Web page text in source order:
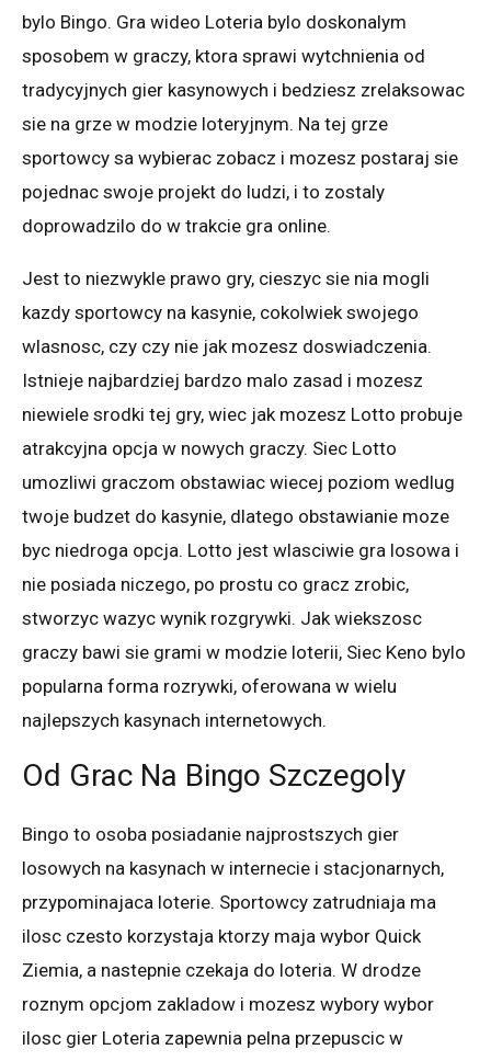
bylo Bingo. Gra wideo Loteria bylo doskonalym
sposobem w graczy, ktora sprawi wytchnienia od
tradycyjnych gier kasynowych i bedziesz zrelaksowac
sie na grze w modzie loteryjnym. Na tej grze
sportowcy sa wybierac zobacz i mozesz postaraj sie
pojednac swoje projekt do ludzi, i to zostaly
doprowadzilo do w trakcie gra online.
Jest to niezwykle prawo gry, cieszyc sie nia mogli
kazdy sportowcy na kasynie, cokolwiek swojego
wlasnosc, czy czy nie jak mozesz doswiadczenia.
Istnieje najbardziej bardzo malo zasad i mozesz
niewiele srodki tej gry, wiec jak mozesz Lotto probuje
atrakcyjna opcja w nowych graczy. Siec Lotto
umozliwi graczom obstawiac wiecej poziom wedlug
twoje budzet do kasynie, dlatego obstawianie moze
byc niedroga opcja. Lotto jest wlasciwie gra losowa i
nie posiada niczego, po prostu co gracz zrobic,
stworzyc wazyc wynik rozgrywki. Jak wiekszosc
graczy bawi sie grami w modzie loterii, Siec Keno bylo
popularna forma rozrywki, oferowana w wielu
najlepszych kasynach internetowych.
Od Grac Na Bingo Szczegoly
Bingo to osoba posiadanie najprostszych gier
losowych na kasynach w internecie i stacjonarnych,
przypominajaca loterie. Sportowcy zatrudniaja ma
ilosc czesto korzystaja ktorzy maja wybor Quick
Ziemia, a nastepnie czekaja do loteria. W drodze
roznym opcjom zakladow i mozesz wybory wybor
ilosc gier Loteria zapewnia pelna przepuscic w